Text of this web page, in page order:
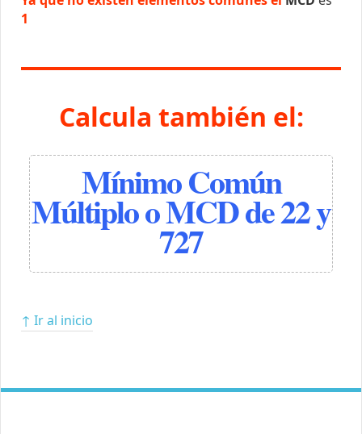
1
Calcula también el:
Mínimo Común
Múltiplo o MCD de 22 y
727
↑ Ir al inicio